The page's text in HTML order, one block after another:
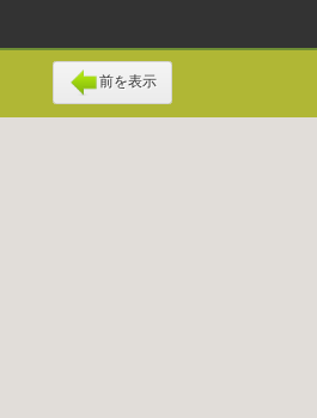
前を表示